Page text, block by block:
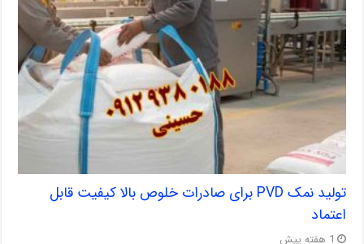
تولید نمک PVD برای صادرات خلوص بالا کیفیت قابل
اعتماد
1 هفته پیش